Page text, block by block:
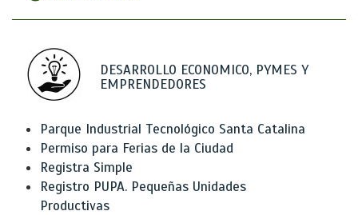
DESARROLLO ECONOMICO, PYMES Y
EMPRENDEDORES
Parque Industrial Tecnológico Santa Catalina
Permiso para Ferias de la Ciudad
Registra Simple
Registro PUPA. Pequeñas Unidades
Productivas